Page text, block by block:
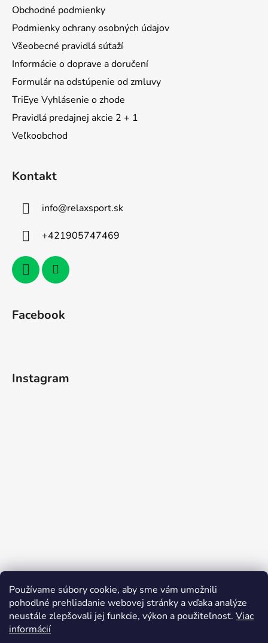
Používame súbory cookie, aby sme vám umožnili
pohodlné prehliadanie webovej stránky a vďaka analýze
neustále zlepšovali jej funkcie, výkon a použiteľnosť. Viac
informácií
Obchodné podmienky
Podmienky ochrany osobných údajov
Všeobecné pravidlá súťaží
Informácie o doprave a doručení
Formulár na odstúpenie od zmluvy
TriEye Vyhlásenie o zhode
Pravidlá predajnej akcie 2 + 1
Veľkoobchod
Kontakt
info@relaxsport.sk
+421905747469
Facebook
Instagram
Sledovať na Instagrame